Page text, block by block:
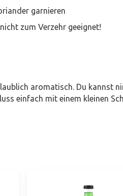
garnieren
zum Verzehr geeignet!
aromatisch. Du kannst
einfach mit einem kleinen